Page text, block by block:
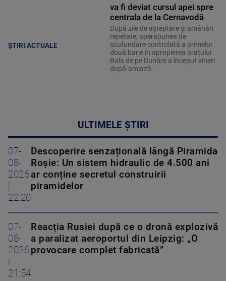
ȘTIRI ACTUALE
va fi deviat cursul apei spre
centrala de la Cernavodă
După zile de așteptare și amânări
repetate, operațiunea de
scufundare controlată a primelor
două barje în apropierea brațului
Bala de pe Dunăre a început vineri
după-amiază.
ULTIMELE ȘTIRI
07-
08-
2026
22:20
Descoperire senzațională lângă Piramida
Roșie: Un sistem hidraulic de 4.500 ani
ar conține secretul construirii
piramidelor
07-
08-
2026
21:54
Reacția Rusiei după ce o dronă explozivă
a paralizat aeroportul din Leipzig: „O
provocare complet fabricată”